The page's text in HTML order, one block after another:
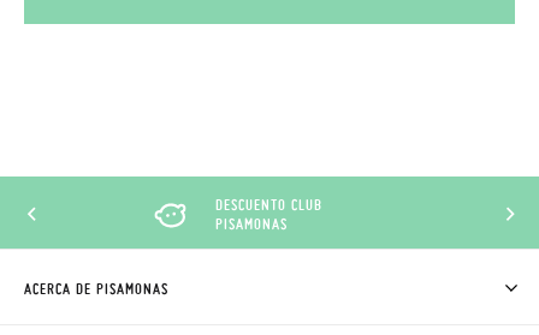
DESCUENTO CLUB
PISAMONAS
ACERCA DE PISAMONAS